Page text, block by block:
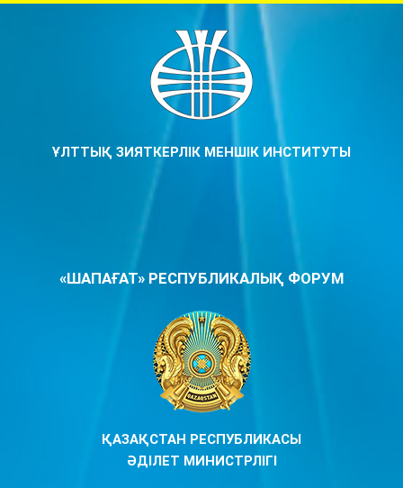
ҰЛТТЫҚ ЗИЯТКЕРЛІК МЕНШІК ИНСТИТУТЫ
«ШАПАҒАТ» РЕСПУБЛИКАЛЫҚ ФОРУМ
ҚАЗАҚСТАН РЕСПУБЛИКАСЫ
ӘДІЛЕТ МИНИСТРЛІГІ